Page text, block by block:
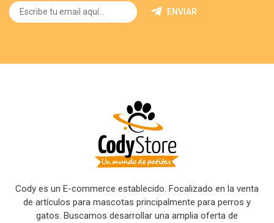
ENVIAR
Cody es un E-commerce establecido. Focalizado en la venta
de artículos para mascotas principalmente para perros y
gatos. Buscamos desarrollar una amplia oferta de